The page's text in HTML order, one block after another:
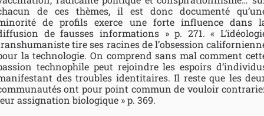
de ces thèmes, il est donc documenté
de profils exerce une forte influence dans
de fausses informations » p. 271. «
tire ses racines de l’obsession
la technologie. On comprend sans mal comment
technophile peut rejoindre les espoirs
des troubles identitaires. Il reste que les
ont pour point commun de vouloir
assignation biologique » p. 369.